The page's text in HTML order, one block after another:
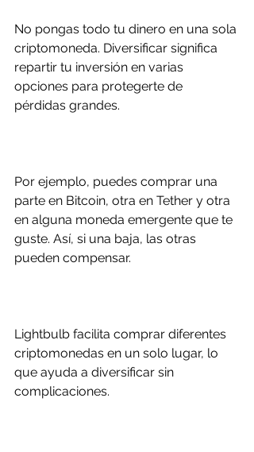
No pongas todo tu dinero en una sola
criptomoneda. Diversificar significa
repartir tu inversión en varias
opciones para protegerte de
pérdidas grandes.
Por ejemplo, puedes comprar una
parte en Bitcoin, otra en Tether y otra
en alguna moneda emergente que te
guste. Así, si una baja, las otras
pueden compensar.
Lightbulb facilita comprar diferentes
criptomonedas en un solo lugar, lo
que ayuda a diversificar sin
complicaciones.